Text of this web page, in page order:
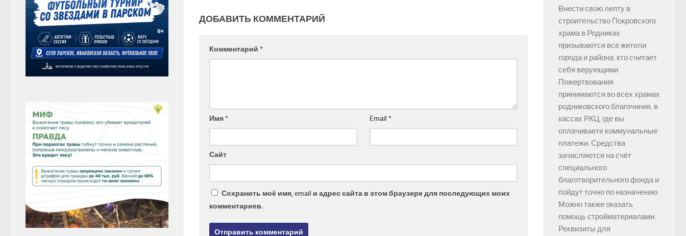
ДОБАВИТЬ КОММЕНТАРИЙ
Комментарий *
Имя* Email*
Сайт
Сохранить моё имя, email и адрес сайта в этом браузере для последующих моих
комментариев.
Внести свою лепту в
строительство Покровского
храма в Родниках
призываются все жители
города и района, кто считает
себя верующими.
Пожертвования
принимаются во всех храмах
родниковского благочиния, в
кассах РКЦ, где вы
оплачиваете коммунальные
платежи. Средства
зачисляются на счёт
специального
благотворительного фонда и
пойдут точно по назначению.
Можно также оказать
помощь стройматериалами.
Реквизиты для